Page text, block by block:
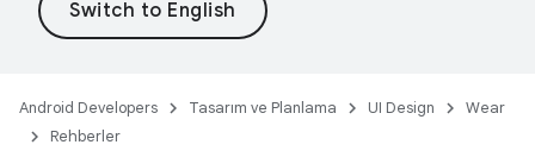
Android Developers Tasarım ve Planlama UI Design
Wear
Rehberler